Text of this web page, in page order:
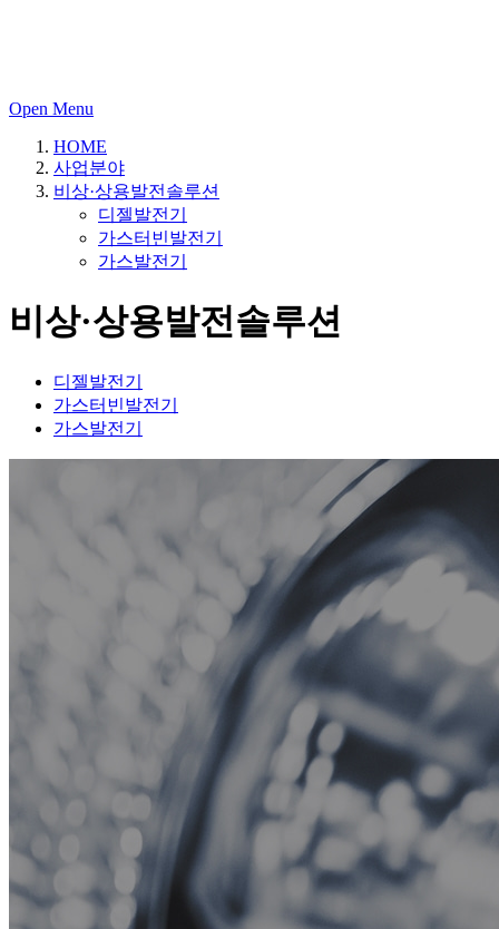
Open Menu
HOME
사업분야
비상·상용발전솔루션
디젤발전기
가스터빈발전기
가스발전기
비상·상용발전솔루션
디젤발전기
가스터빈발전기
가스발전기